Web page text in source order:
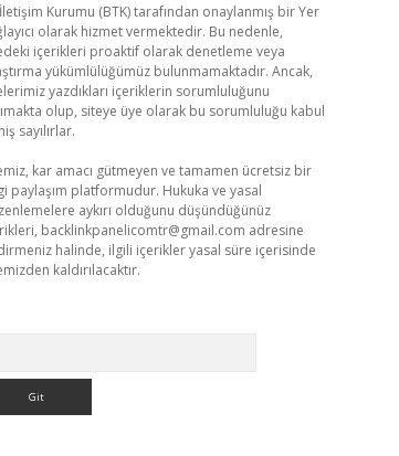
Kurumu (BTK) tarafından onaylanmış bir Yer
olarak hizmet vermektedir. Bu nedenle,
içerikleri proaktif olarak denetleme veya
yükümlülüğümüz bulunmamaktadır. Ancak,
yazdıkları içeriklerin sorumluluğunu
olup, siteye üye olarak bu sorumluluğu kabul
sayılırlar.
kar amacı gütmeyen ve tamamen ücretsiz bir
paylaşım platformudur. Hukuka ve yasal
aykırı olduğunu düşündüğünüz
backlinkpanelicomtr@gmail.com adresine
halinde, ilgili içerikler yasal süre içerisinde
kaldırılacaktır.